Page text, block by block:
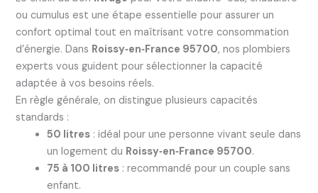
ou cumulus est une étape essentielle pour assurer un
confort optimal tout en maîtrisant votre consommation
d’énergie. Dans Roissy‑en‑France 95700, nos plombiers
experts vous guident pour sélectionner la capacité
adaptée à vos besoins réels.
En règle générale, on distingue plusieurs capacités
standards :
50 litres: idéal pour une personne vivant seule dans
un logement du Roissy‑en‑France 95700.
75 à 100 litres: recommandé pour un couple sans
enfant.